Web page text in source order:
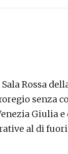
Rossa
senza
Giulia e
al di